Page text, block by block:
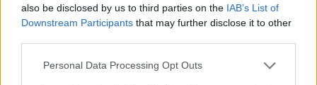
also be disclosed by us to third parties on the IAB’s List of
Downstream Participants that may further disclose it to other
Personal Data Processing Opt Outs
ΠΕΡΙΣΣΟΤΕΡΑ